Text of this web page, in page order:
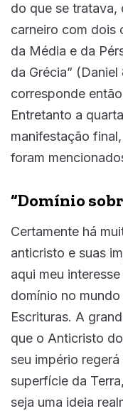
do que se tratava,
carneiro com dois
da Média e da
da Grécia”
corresponde
Entretanto a
manifestação
foram
“Domínio
Certamente há
anticristo e suas
aqui meu
domínio no
Escrituras. A
que o Anticristo
seu império
superfície da
seja uma ideia